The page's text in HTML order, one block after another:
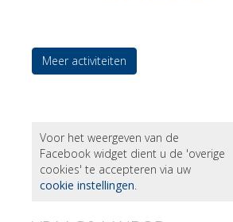
Meer activiteiten
Voor het weergeven van de
Facebook widget dient u de 'overige
cookies' te accepteren via uw
cookie instellingen.